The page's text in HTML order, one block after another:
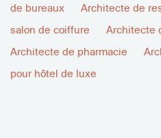
de bureaux
Architecte de
salon de coiffure
Architecte
Architecte de pharmacie
pour hôtel de luxe